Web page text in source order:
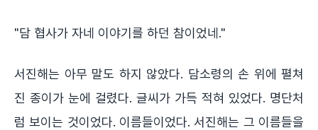
"담 협사가 자네 이야기를 하던 참이었네."
서진해는 아무 말도 하지 않았다. 담소령의 손 위에 펼쳐
진 종이가 눈에 걸렸다. 글씨가 가득 적혀 있었다. 명단처
럼 보이는 것이었다. 이름들이었다. 서진해는 그 이름들을